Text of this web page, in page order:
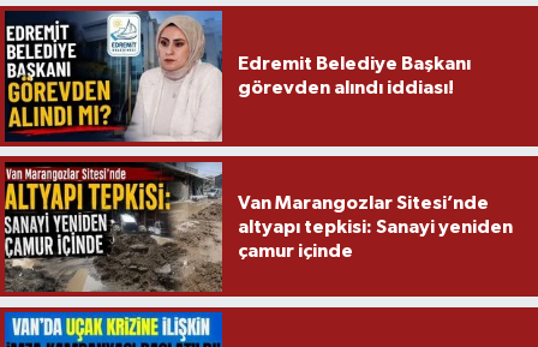
Edremit Belediye Başkanı
görevden alındı iddiası!
Van Marangozlar Sitesi’nde
altyapı tepkisi: Sanayi yeniden
çamur içinde